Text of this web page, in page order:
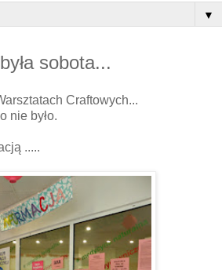
▼
sobota...
Craftowych...
nie było.
.....